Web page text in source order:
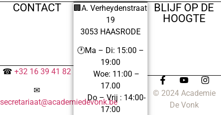
CONTACT
☎+32 16 39 41 82
✉
secretariaat@academiedevonk.be
🏢A. Verheydenstraat
19
3053 HAASRODE
🕐Ma – Di: 15:00 –
19:00
Woe: 11:00 –
17.00
Do – Vrij : 14:00-
17:00
BLIJF OP DE
HOOGTE
© 2024 Academie
De Vonk